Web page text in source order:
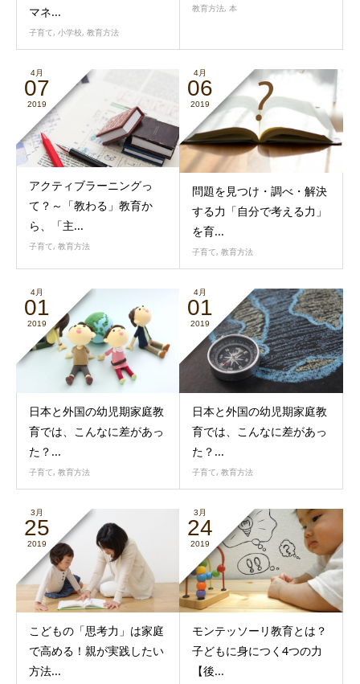
マネ...
子育て, 小学校, 教育方法
教育方法, 本
4月
07
2019
アクティブラーニングっ
て？～「教わる」教育か
ら、「主...
子育て, 教育方法
4月
06
2019
問題を見つけ・調べ・解決
する力「自分で考える力」
を育...
子育て, 教育方法
4月
01
2019
日本と外国の幼児期家庭教
育では、こんなに差があっ
た？...
子育て, 教育方法
4月
01
2019
日本と外国の幼児期家庭教
育では、こんなに差があっ
た？...
子育て, 教育方法
3月
25
2019
こどもの「思考力」は家庭
で高める！親が実践したい
方法...
3月
24
2019
モンテッソーリ教育とは？
子どもに身につく4つの力
【後...